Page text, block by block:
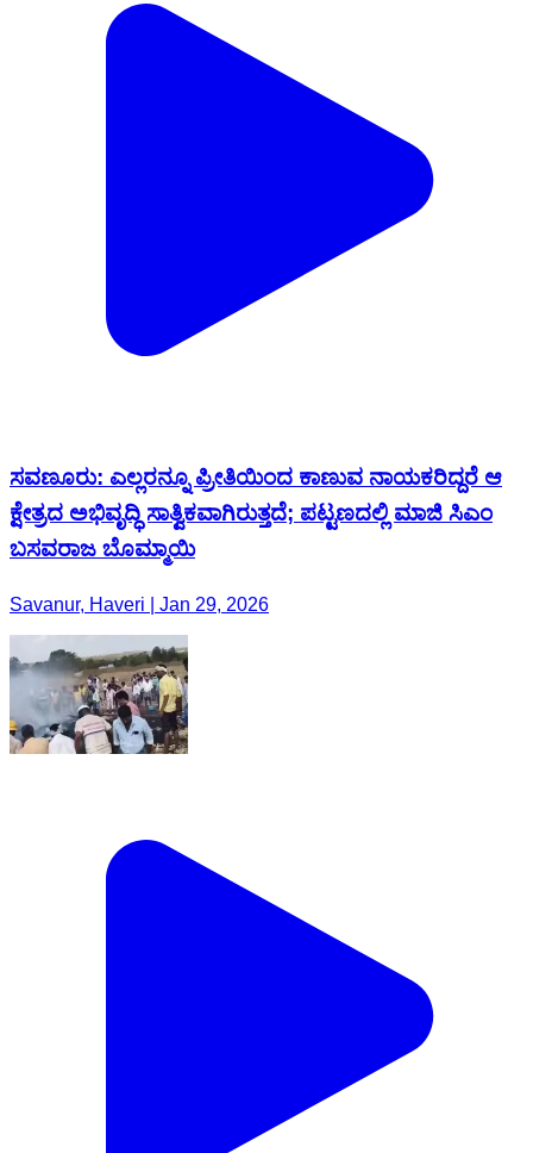
ಸವಣೂರು: ಎಲ್ಲರನ್ನೂ ಪ್ರೀತಿಯಿಂದ ಕಾಣುವ ನಾಯಕರಿದ್ದರೆ ಆ
ಕ್ಷೇತ್ರದ ಅಭಿವೃದ್ಧಿ ಸಾತ್ವಿಕವಾಗಿರುತ್ತದೆ; ಪಟ್ಟಣದಲ್ಲಿ ಮಾಜಿ ಸಿಎಂ
ಬಸವರಾಜ ಬೊಮ್ಮಾಯಿ
Savanur, Haveri | Jan 29, 2026